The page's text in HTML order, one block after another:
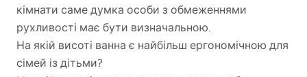
кімнати саме думка особи з обмеженнями
рухливості має бути визначальною.
На якій висоті ванна є найбільш ергономічною для
сімей із дітьми?